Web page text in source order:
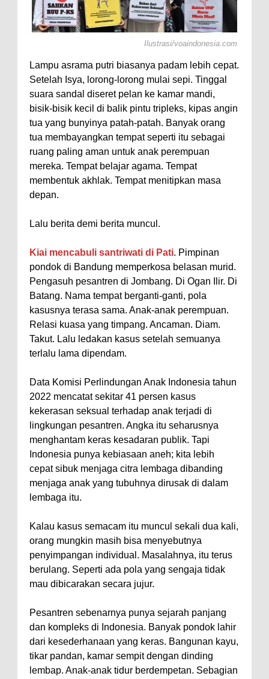
Ilustrasi/voaindonesia.com
Lampu asrama putri biasanya padam lebih cepat.
Setelah Isya, lorong-lorong mulai sepi. Tinggal
suara sandal diseret pelan ke kamar mandi,
bisik-bisik kecil di balik pintu tripleks, kipas angin
tua yang bunyinya patah-patah. Banyak orang
tua membayangkan tempat seperti itu sebagai
ruang paling aman untuk anak perempuan
mereka. Tempat belajar agama. Tempat
membentuk akhlak. Tempat menitipkan masa
depan.
Lalu berita demi berita muncul.
Kiai mencabuli santriwati di Pati. Pimpinan
pondok di Bandung memperkosa belasan murid.
Pengasuh pesantren di Jombang. Di Ogan Ilir. Di
Batang. Nama tempat berganti-ganti, pola
kasusnya terasa sama. Anak-anak perempuan.
Relasi kuasa yang timpang. Ancaman. Diam.
Takut. Lalu ledakan kasus setelah semuanya
terlalu lama dipendam.
Data Komisi Perlindungan Anak Indonesia tahun
2022 mencatat sekitar 41 persen kasus
kekerasan seksual terhadap anak terjadi di
lingkungan pesantren. Angka itu seharusnya
menghantam keras kesadaran publik. Tapi
Indonesia punya kebiasaan aneh; kita lebih
cepat sibuk menjaga citra lembaga dibanding
menjaga anak yang tubuhnya dirusak di dalam
lembaga itu.
Kalau kasus semacam itu muncul sekali dua kali,
orang mungkin masih bisa menyebutnya
penyimpangan individual. Masalahnya, itu terus
berulang. Seperti ada pola yang sengaja tidak
mau dibicarakan secara jujur.
Pesantren sebenarnya punya sejarah panjang
dan kompleks di Indonesia. Banyak pondok lahir
dari kesederhanaan yang keras. Bangunan kayu,
tikar pandan, kamar sempit dengan dinding
lembap. Anak-anak tidur berdempetan. Sebagian